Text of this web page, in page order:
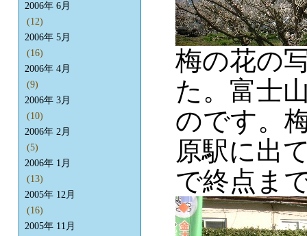
梅の花の
た。富士
のです。
原駅に出
で終点ま
2006年 6月
(12)
2006年 5月
(16)
2006年 4月
(9)
2006年 3月
(10)
2006年 2月
(5)
2006年 1月
(13)
2005年 12月
(16)
2005年 11月